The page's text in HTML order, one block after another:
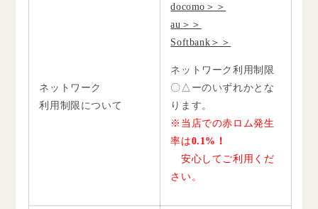
ネットワーク
利用制限について
docomo＞＞
au＞＞
Softbank＞＞
ネットワーク利用制限
〇△ーのいずれかとな
ります。
※当店での赤ロム発生
率は0.1%！
安心してご利用くだ
さい。